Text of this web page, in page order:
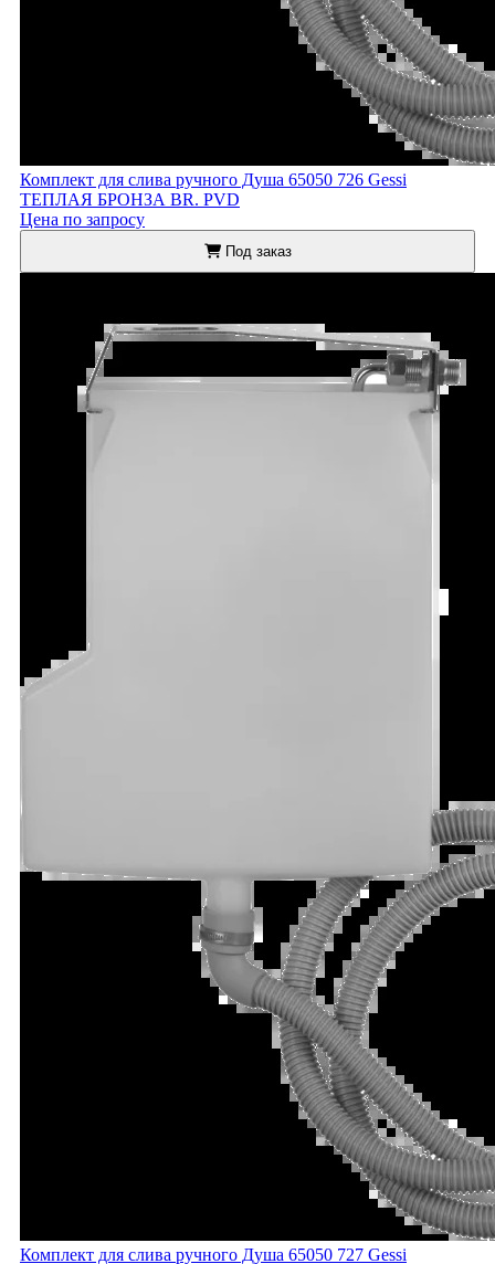
Комплект для слива ручного Душа 65050 726 Gessi
ТЕПЛАЯ БРОНЗА BR. PVD
Цена по запросу
Под заказ
Комплект для слива ручного Душа 65050 727 Gessi